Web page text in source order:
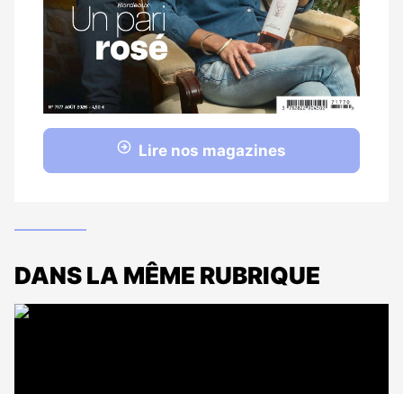
Lire nos magazines
DANS LA MÊME RUBRIQUE